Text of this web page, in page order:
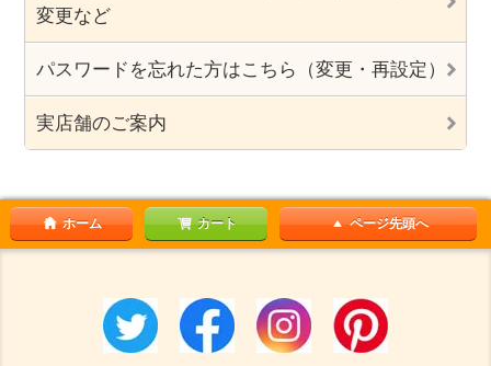
変更など
パスワードを忘れた方はこちら（変更・再設定）
実店舗のご案内
ホーム カート ページ先頭へ